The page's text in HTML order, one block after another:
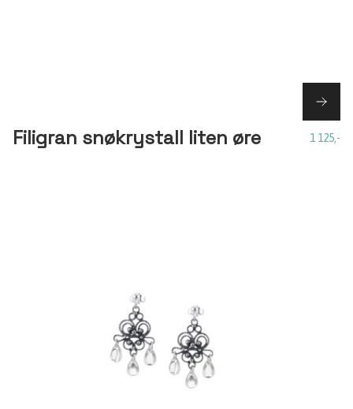
Filigran snøkrystall liten øre 1 125,-